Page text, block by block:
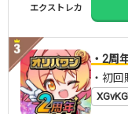
エクストレカ
・2周
・初